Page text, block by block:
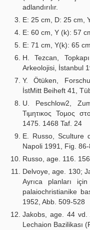
adlandırılır.
E: 25 cm, D: 25 cm,
E: 60 cm, Y (k): 57
E: 71 cm, Y(k): 65
H. Tezcan,
Arkeolojisi, İstanbul
Y. Ötüken,
İstMitt Beiheft 41,
U. Peschlow2,
Τιµητικος Τοµος
1475. 1468 Taf. 24
E. Russo, Sculture
Napoli 1991, Fig.
Russo, age. 116.
Delvoye, age. 130;
Ayrıca planları
palaiochristianike
1952, Abb. 509-528
Jakobs, age. 44 vd.
Lechaion Bazilikası